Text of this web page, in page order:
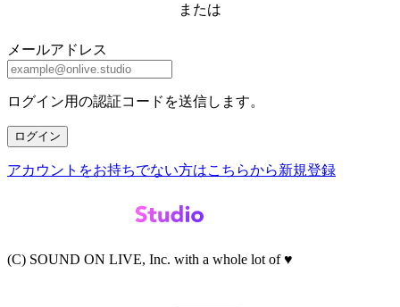
または
メールアドレス
ログイン用の認証コードを送信します。
ログイン
アカウントをお持ちでない方はこちらから新規登録
(C) SOUND ON LIVE, Inc. with a whole lot of ♥